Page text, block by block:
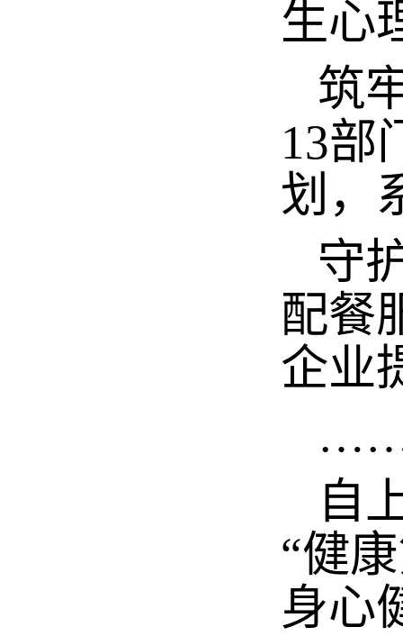
生心
筑
13部
划，
守
配餐
企业
自
“健
身心